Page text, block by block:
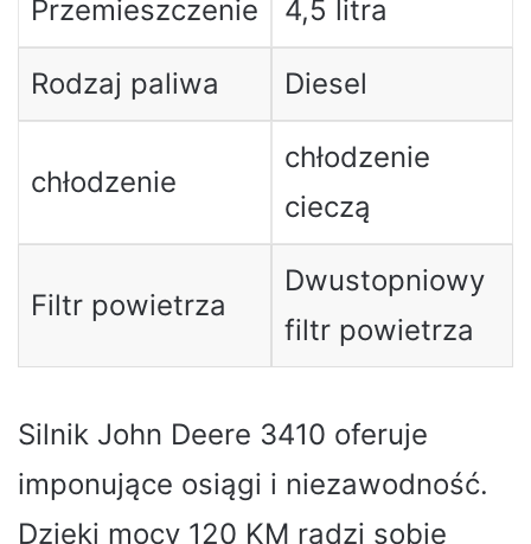
Przemieszczenie 4,5 litra
Rodzaj paliwa Diesel
chłodzenie
chłodzenie
cieczą
Filtr powietrza
Dwustopniowy
filtr powietrza
Silnik John Deere 3410 oferuje
imponujące osiągi i niezawodność.
Dzięki mocy 120 KM radzi sobie